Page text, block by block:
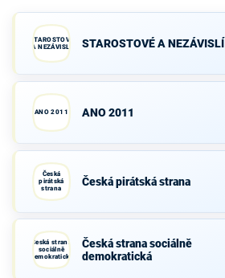
STAROSTOVÉ
A NEZÁVISLÍ
STAROSTOVÉ A NEZÁVISLÍ
ANO 2011 ANO 2011
Česká
pirátská
strana
Česká pirátská strana
Česká strana
sociálně
demokratická
Česká strana sociálně
demokratická